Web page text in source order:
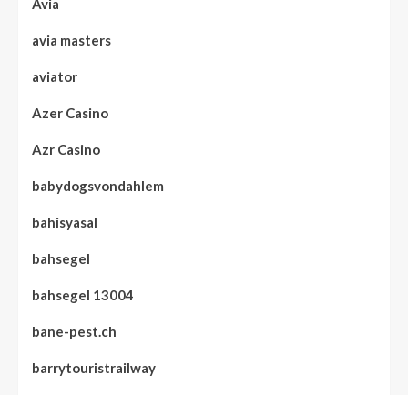
Avia
avia masters
aviator
Azer Casino
Azr Casino
babydogsvondahlem
bahisyasal
bahsegel
bahsegel 13004
bane-pest.ch
barrytouristrailway